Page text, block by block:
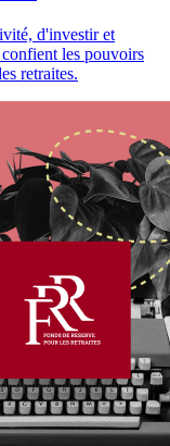
d'investir et
les pouvoirs
retraites.